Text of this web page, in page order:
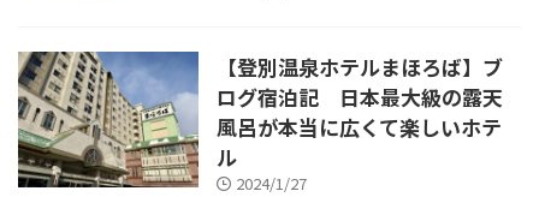
【登別温泉ホテルまほろば】ブ
ログ宿泊記 日本最大級の露天
風呂が本当に広くて楽しいホテ
ル
2024/1/27